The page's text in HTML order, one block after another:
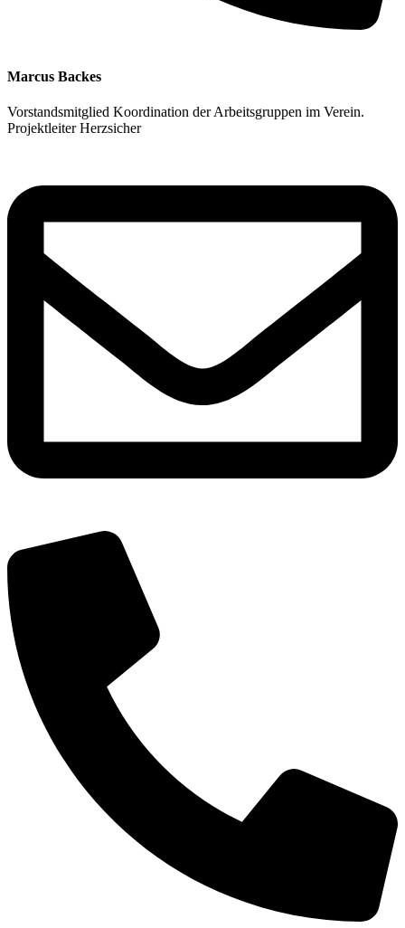
Marcus Backes
Vorstandsmitglied Koordination der Arbeitsgruppen im Verein.
Projektleiter Herzsicher